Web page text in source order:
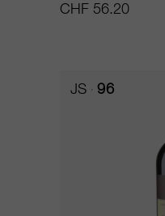
CHF 56.20
JS 96